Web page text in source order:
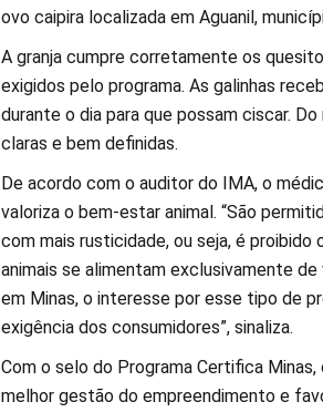
ovo caipira localizada em Aguanil,
A granja cumpre corretamente os
exigidos pelo programa. As galinhas
durante o dia para que possam ciscar.
claras e bem definidas.
De acordo com o auditor do IMA, o
valoriza o bem-estar animal. “São
com mais rusticidade, ou seja, é
animais se alimentam exclusivamente
em Minas, o interesse por esse tipo de
exigência dos consumidores”, sinaliza.
Com o selo do Programa Certifica
melhor gestão do empreendimento e